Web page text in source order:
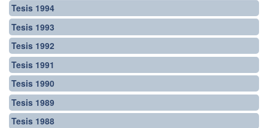
Tesis 1994
Tesis 1993
Tesis 1992
Tesis 1991
Tesis 1990
Tesis 1989
Tesis 1988